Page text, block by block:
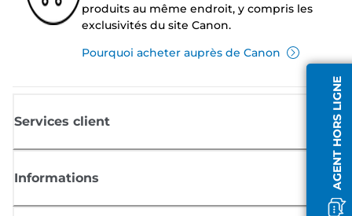
AGENT HORS LIGNE
produits au même endroit, y compris les
exclusivités du site Canon.
Pourquoi acheter auprès de Canon
Services client
Informations